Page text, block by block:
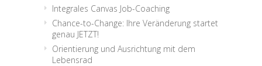
Integrales Canvas Job-Coaching
Chance-to-Change: Ihre Veränderung startet
genau JETZT!
Orientierung und Ausrichtung mit dem
Lebensrad